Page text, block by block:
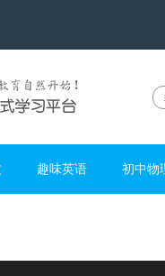
趣味英语 初中物